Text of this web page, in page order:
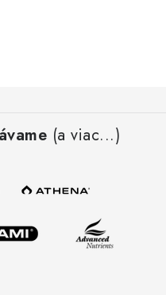
(a viac...)